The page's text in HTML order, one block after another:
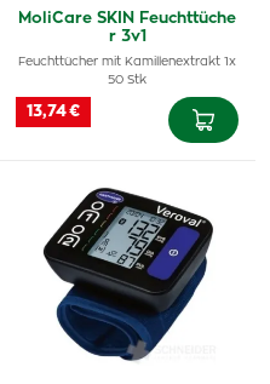
MoliCare SKIN Feuchttüche
r 3v1
Feuchttücher mit Kamillenextrakt 1x
50 Stk
13,74 €